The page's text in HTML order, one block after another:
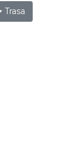
Trasa